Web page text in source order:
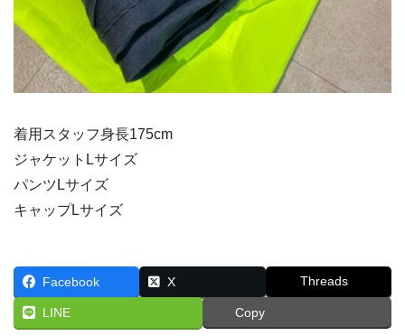
着用スタッフ身長175cm
ジャケットLサイズ
パンツLサイズ
キャップLサイズ
Facebook X Threads
LINE Copy